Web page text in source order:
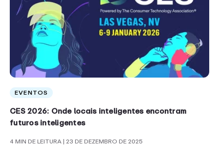
EVENTOS
CES 2026: Onde locais inteligentes encontram
futuros inteligentes
4 MIN DE LEITURA| 23 DE DEZEMBRO DE 2025